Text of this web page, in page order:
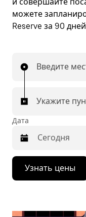
можете
Reserve за 90
Введите
Укажите
Дата
Нажмите
стрелку
вниз,
Узнать цены